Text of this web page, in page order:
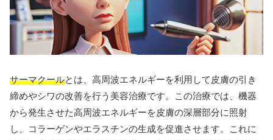
サーマクールとは、高周波エネルギーを利用して皮膚の引き
締めやシワの改善を行う美容治療です。この治療では、機器
から発生させた高周波エネルギーを皮膚の深層部分に照射
し、コラーゲンやエラスチンの生成を促進させます。これに